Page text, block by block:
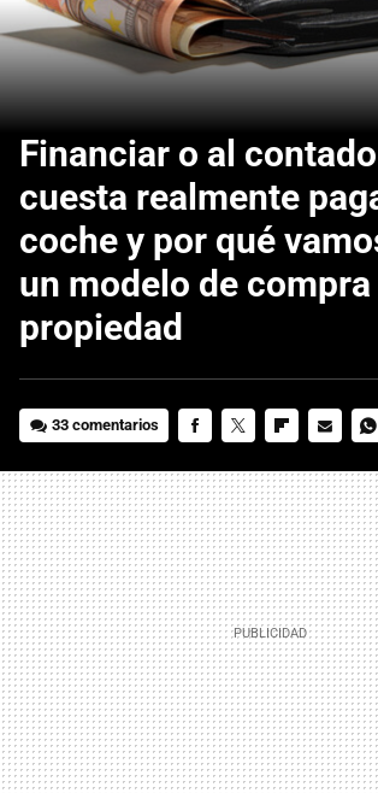
Financiar o al
cuesta realmente
coche y por qué
un modelo de
propiedad
33 comentarios
MAIL